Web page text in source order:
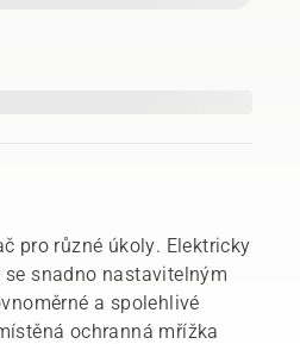
pro různé úkoly. Elektricky
snadno nastavitelným
a spolehlivé
ochranná mřížka